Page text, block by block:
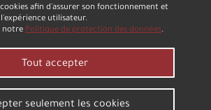
afin d'assurer son fonctionnement et
utilisateur.
notre Politique de protection des données.
Tout accepter
seulement les cookies